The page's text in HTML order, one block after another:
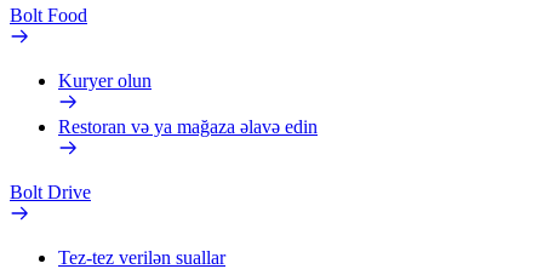
Bolt Food
Kuryer olun
Restoran və ya mağaza əlavə edin
Bolt Drive
Tez-tez verilən suallar